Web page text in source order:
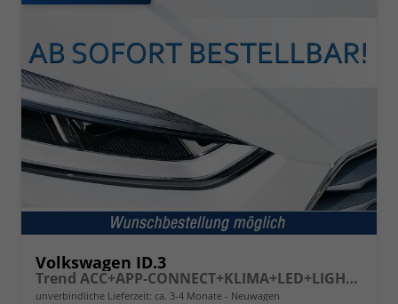
Volkswagen ID.3
Trend ACC+APP-CONNECT+KLIMA+LED+LIGHT ASSIST
unverbindliche Lieferzeit: ca. 3-4 Monate Neuwagen